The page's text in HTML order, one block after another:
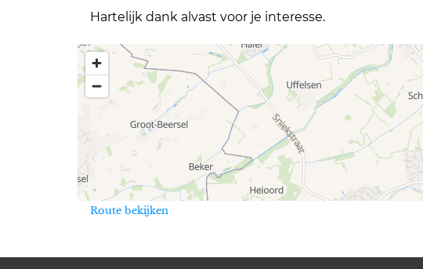
Hartelijk dank alvast voor je interesse.
Route bekijken